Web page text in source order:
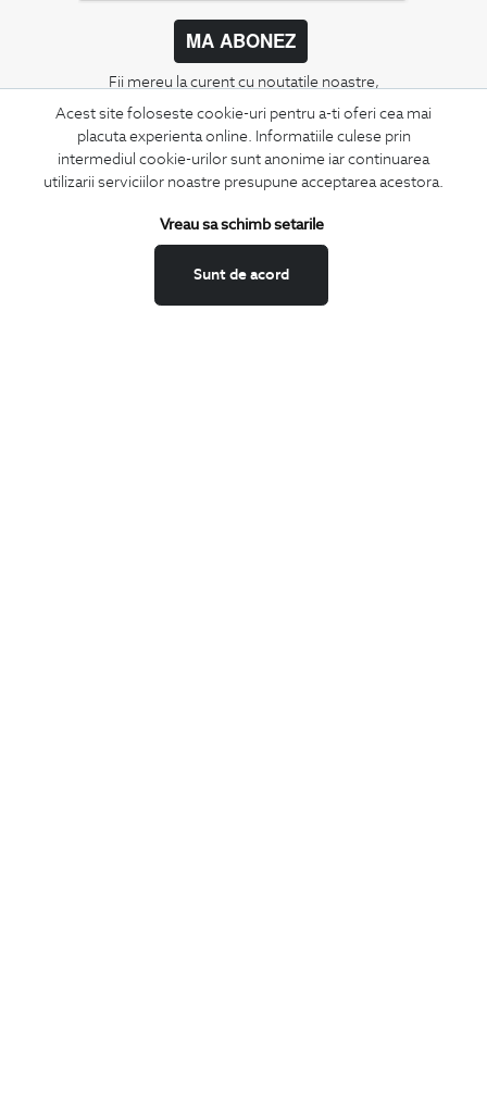
Acest site foloseste cookie-uri pentru a-ti oferi cea mai
placuta experienta online. Informatiile culese prin
intermediul cookie-urilor sunt anonime iar continuarea
utilizarii serviciilor noastre presupune acceptarea acestora.
Sunt de acord
Vreau sa schimb setarile
MA ABONEZ
Fii mereu la curent cu noutatile noastre,
oferte speciale si trenduri in moda masculina.
CONCIERGE
Termeni si conditii
Schimburi si retur
Securitatea datelor
Feedback site
ANPC